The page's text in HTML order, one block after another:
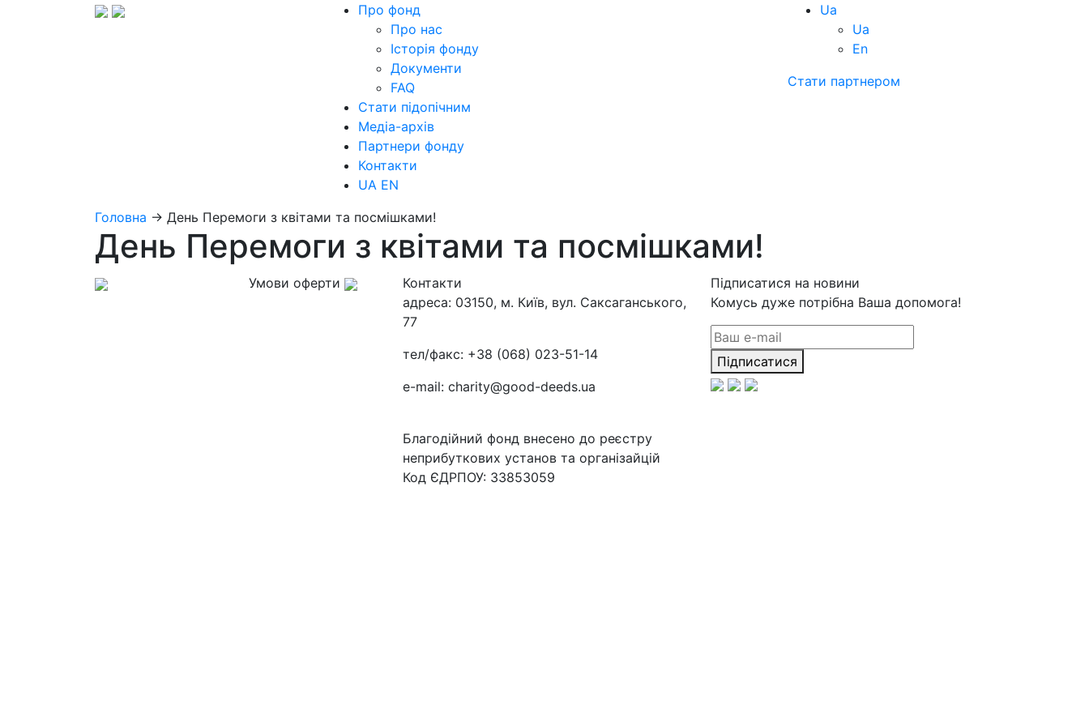
Про фонд
Про нас
Історія фонду
Документи
FAQ
Стати підопічним
Медіа-архів
Партнери фонду
Контакти
UA EN
Ua
Ua
En
Стати партнером
Головна → День Перемоги з квітами та посмішками!
День Перемоги з квітами та посмішками!
Умови оферти
Контакти
адреса: 03150, м. Київ, вул. Саксаганського,
77
тел/факс: +38 (068) 023-51-14
e-mail: charity@good-deeds.ua
Благодійний фонд внесено до реєстру
неприбуткових установ та організайцій
Код ЄДРПОУ: 33853059
Підписатися на новини
Комусь дуже потрібна Ваша допомога!
Підписатися